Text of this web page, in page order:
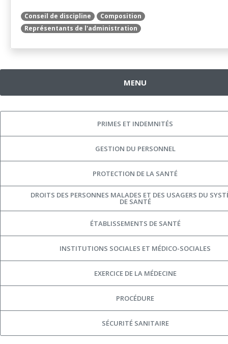
Conseil de discipline
Composition
Représentants de l'administration
MENU
PRIMES ET INDEMNITÉS
GESTION DU PERSONNEL
PROTECTION DE LA SANTÉ
DROITS DES PERSONNES MALADES ET DES USAGERS DU
DE SANTÉ
ÉTABLISSEMENTS DE SANTÉ
INSTITUTIONS SOCIALES ET MÉDICO-SOCIALES
EXERCICE DE LA MÉDECINE
PROCÉDURE
SÉCURITÉ SANITAIRE